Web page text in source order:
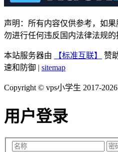
声明：所有内容仅供参考，如
勿进行任何违反国内法律法规的
本站服务器由 【标准互联】 赞
速和防御 | sitemap
Copyright © vps小学生 2017-
用户登录